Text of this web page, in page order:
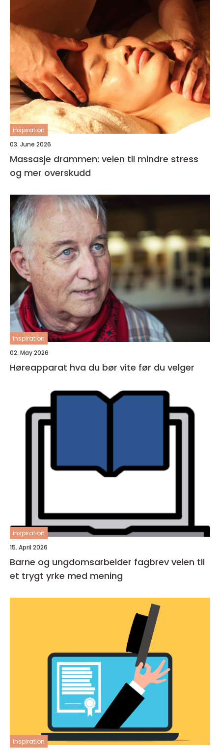
inspiration
03. June 2026
Massasje drammen: veien til mindre stress
og mer overskudd
inspiration
02. May 2026
Høreapparat hva du bør vite før du velger
inspiration
15. April 2026
Barne og ungdomsarbeider fagbrev veien til
et trygt yrke med mening
inspiration